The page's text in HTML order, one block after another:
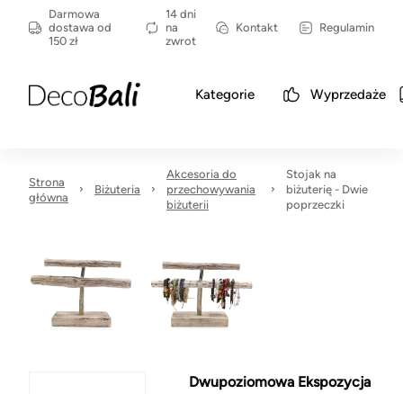
Darmowa
dostawa od
150 zł
14 dni
na
zwrot
Kontakt Regulamin
Kategorie Wyprzedaże
Strona
główna
Biżuteria
Akcesoria do
przechowywania
biżuterii
Stojak na
biżuterię - Dwie
poprzeczki
Dwupoziomowa Ekspozycja